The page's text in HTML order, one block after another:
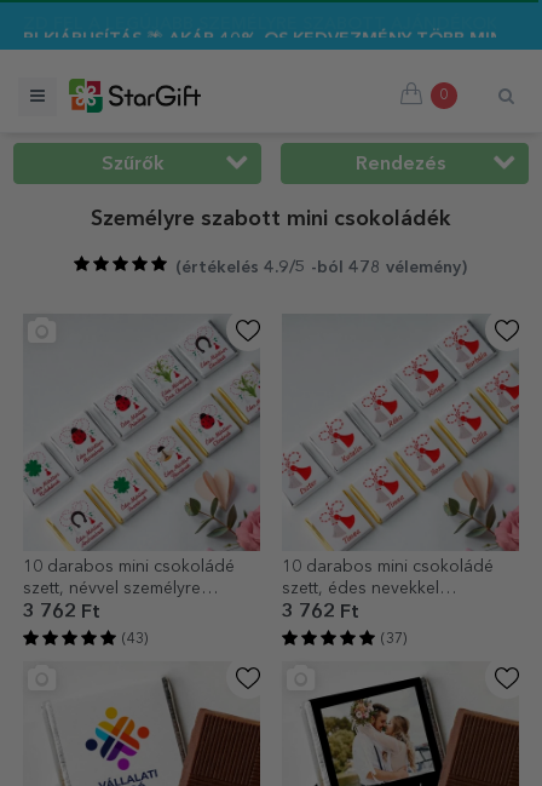
KEDVEZMÉNY TÖBB MINT 100 SZEMÉLYRE SZABOTT
0
Szűrők Rendezés
Személyre szabott mini csokoládék
(értékelés 4.9/5 -ból 478 vélemény)
10 darabos mini csokoládé
szett, névvel személyre
szabva
3 762 Ft
(43)
10 darabos mini csokoládé
szett, édes nevekkel
személyre szabva
3 762 Ft
(37)